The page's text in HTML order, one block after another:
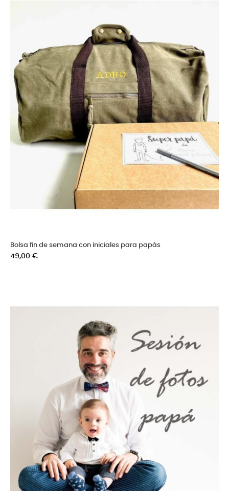
Bolsa fin de semana con iniciales para papás
Precio
49,00 €